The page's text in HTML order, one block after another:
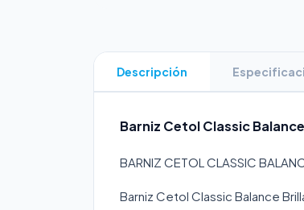
Descripción
Barniz Cetol Classic
BARNIZ CETOL CLASSIC
Barniz Cetol Classic Balance